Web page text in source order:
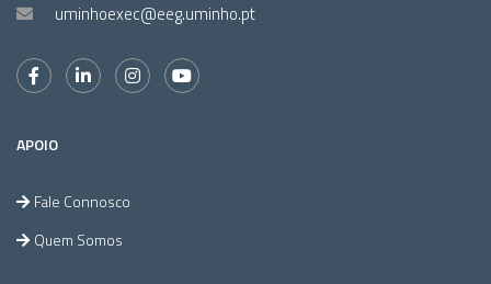
uminhoexec@eeg.uminho.pt
APOIO
Fale Connosco
Quem Somos